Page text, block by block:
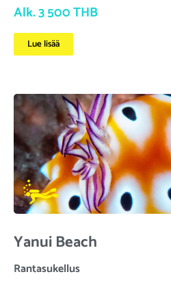
Alk. 3 500 THB
Lue lisää
Yanui Beach
Rantasukellus